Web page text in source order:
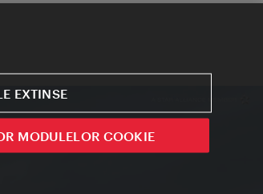
EXTINSE
MODULELOR COOKIE